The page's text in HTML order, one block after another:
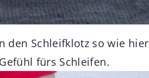
den Schleifklotz so wie hier
fürs Schleifen.